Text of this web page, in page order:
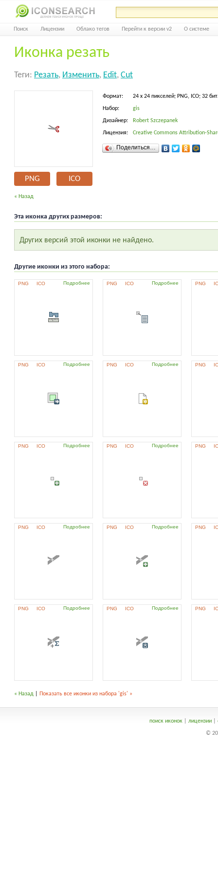
Поиск Лицензии Облако тегов Перейти к версии v2 О системе
Иконка резать
Теги: Резать, Изменить, Edit, Cut
PNG ICO
Формат: 24 x 24 пикселей; PNG, ICO; 32
Набор: gis
Дизайнер: Robert Szczepanek
Лицензия: Creative Commons Attribution-
Поделиться…
« Назад
Эта иконка других размеров:
Других версий этой иконки не найдено.
Другие иконки из этого набора:
PNG ICO Подробнее PNG ICO Подробнее PNG
PNG ICO Подробнее PNG ICO Подробнее PNG
PNG ICO Подробнее PNG ICO Подробнее PNG
PNG ICO Подробнее PNG ICO Подробнее PNG
PNG ICO Подробнее PNG ICO Подробнее PNG
« Назад Показать все иконки из набора 'gis' »
поиск иконок| лицензии|
©